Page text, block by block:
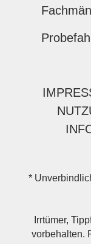
*
Irrtümer,
vorbehalten.